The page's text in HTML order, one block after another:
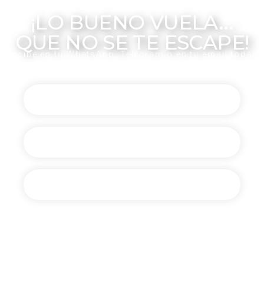
¡LO BUENO VUELA...
QUE NO SE TE ESCAPE!
Recibe en tu WhatsApp, Telegram o en tu email todas